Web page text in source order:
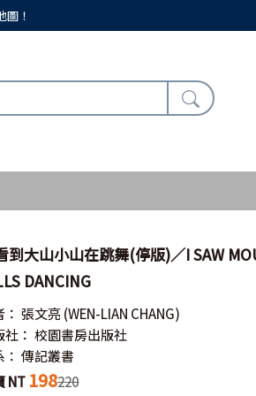
圖！
到大山小山在跳舞(停版)／I SAW
DANCING
張文亮(WEN-LIAN CHANG)
： 校園書房出版社
傳記叢書
NT 198220